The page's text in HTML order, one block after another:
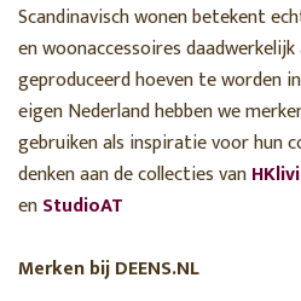
Scandinavisch wonen betekent
en woonaccessoires
geproduceerd hoeven te worden
eigen Nederland hebben we
gebruiken als inspiratie voor hun
denken aan de collecties van
enStudioAT
Merken bij DEENS.NL